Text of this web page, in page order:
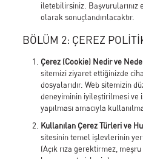
iletebilirsiniz. Başvurularınız
olarak sonuçlandırılacaktır.
BÖLÜM 2: ÇEREZ
Çerez (Cookie) Nedir ve
sitemizi ziyaret ettiğinizde
dosyalarıdır. Web sitemizin
deneyiminin iyileştirilmesi ve
yapılması amacıyla
Kullanılan Çerez Türleri ve
sitesinin temel işlevlerinin
(Açık rıza gerektirmez,